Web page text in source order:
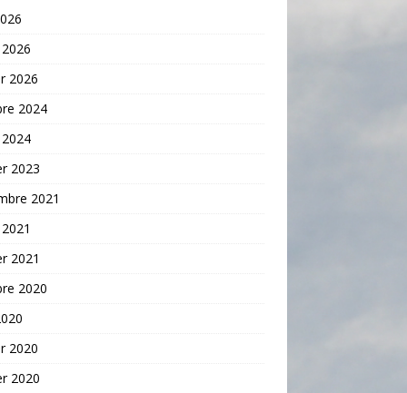
2026
2024
2023
2021
2021
2020
2020
2020